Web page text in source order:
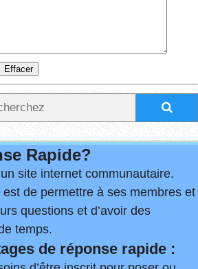
Rapide?
site internet communautaire.
de permettre à ses membres et
questions et d’avoir des
temps.
de réponse rapide :